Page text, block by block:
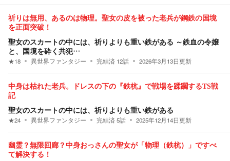
祈りは無用、あるのは物理。聖女の皮を被った老兵が鋼鉄の国境
を正面突破！
聖女のスカートの中には、祈りよりも重い鉄がある ～鉄血の令嬢
と、国境を砕く共犯…
★18 異世界ファンタジー 完結済 12話 2026年3月13日更新
中身は枯れた老兵。ドレスの下の『鉄杭』で戦場を蹂躙するTS戦
記
聖女のスカートの中には、祈りよりも重い鉄がある
★24 異世界ファンタジー 完結済5話 2025年12月14日更新
幽霊？無限回廊？中身おっさんの聖女が「物理（鉄杭）」ですべ
て解決する！